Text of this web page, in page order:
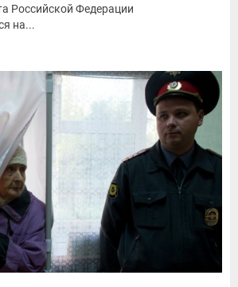
Российской Федерации
на...